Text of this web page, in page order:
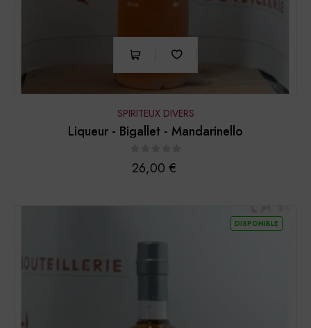
SPIRITEUX DIVERS
Liqueur - Bigallet - Mandarinello
Prix
26,00 €
DISPONIBLE